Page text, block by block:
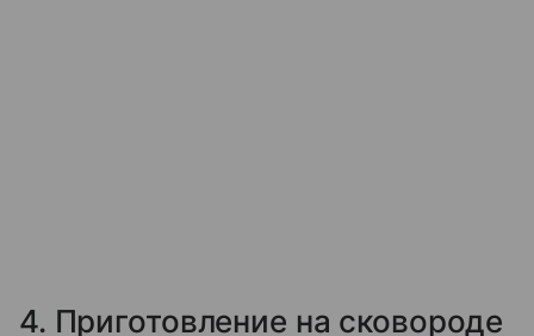
4. Приготовление на сковороде